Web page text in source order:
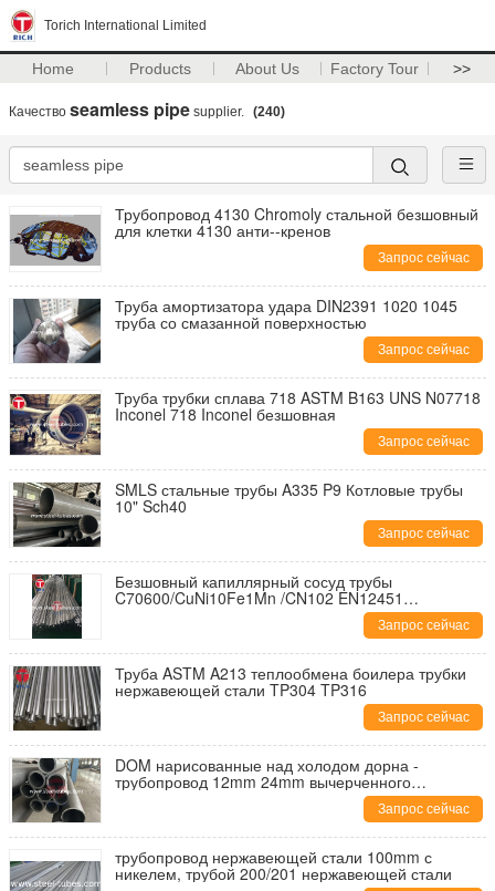
Torich International Limited
Home Products About Us Factory Tour >>
Качество seamless pipe supplier. (240)
Трубопровод 4130 Chromoly стальной безшовный
для клетки 4130 анти--кренов
Запрос сейчас
Труба амортизатора удара DIN2391 1020 1045
труба со смазанной поверхностью
Запрос сейчас
Труба трубки сплава 718 ASTM B163 UNS N07718
Inconel 718 Inconel безшовная
Запрос сейчас
SMLS стальные трубы A335 P9 Котловые трубы
10" Sch40
Запрос сейчас
Безшовный капиллярный сосуд трубы
C70600/CuNi10Fe1Mn /CN102 EN12451
CuNi10Fe1Mn трубки сплава медного никеля
Запрос сейчас
Труба ASTM A213 теплообмена боилера трубки
нержавеющей стали TP304 TP316
Запрос сейчас
DOM нарисованные над холодом дорна -
трубопровод 12mm 24mm вычерченного
безшовного механического круга стальнойЗапрос сейчас
трубопровод нержавеющей стали 100mm с
никелем, трубой 200/201 нержавеющей стали